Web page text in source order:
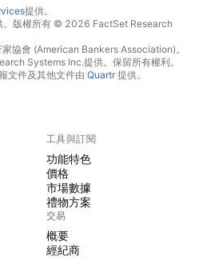
提供。
。版權所有 © 2026 FactSet Research
協會 (American Bankers Association)。
Systems Inc.提供。保留所有權利。
文件及其他文件由 Quartr提供。
工具與訂閱
功能特色
價格
市場數據
禮物方案
交易
概要
經紀商